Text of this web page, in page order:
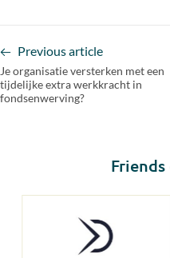
Previous article
Je organisatie versterken met een
tijdelijke extra werkkracht in
fondsenwerving?